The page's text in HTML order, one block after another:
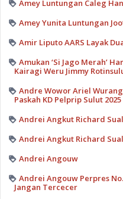
Amey Luntungan Caleg
Amey Yunita Luntungan
Amir Liputo AARS Layak
Amukan ‘Si Jago Merah’
Kairagi Weru Jimmy
Andre Wowor Ariel
Paskah KD Pelprip Sulut 2025
Andrei Angkut Richard
Andrei Angkut Richard
Andrei Angouw
Andrei Angouw Perpres
Jangan Tercecer